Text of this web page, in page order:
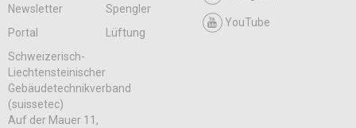
Newsletter
Spengler
Portal
Lüftung
YouTube
Schweizerisch-
Liechtensteinischer
Gebäudetechnikverband
(suissetec)
Auf der Mauer 11,